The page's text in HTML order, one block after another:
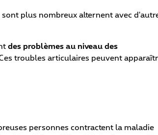
plus nombreux alternent avec
des problèmes au niveau des
troubles articulaires peuvent
personnes contractent la maladie